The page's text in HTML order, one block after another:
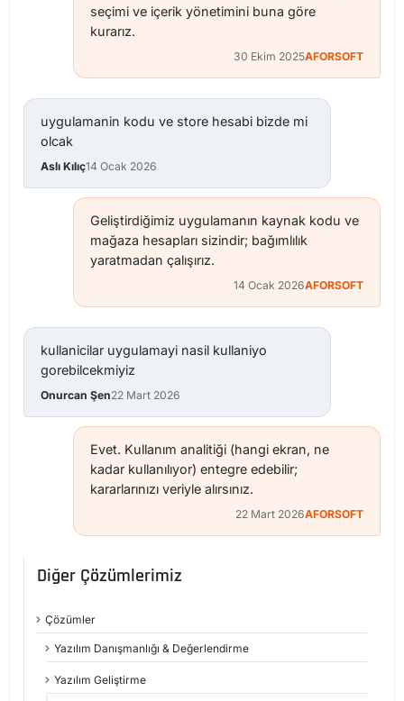
seçimi ve içerik yönetimini buna göre
kurarız.
30 Ekim 2025AFORSOFT
uygulamanin kodu ve store hesabi bizde mi
olcak
Aslı Kılıç14 Ocak 2026
Geliştirdiğimiz uygulamanın kaynak kodu ve
mağaza hesapları sizindir; bağımlılık
yaratmadan çalışırız.
14 Ocak 2026AFORSOFT
kullanicilar uygulamayi nasil kullaniyo
gorebilcekmiyiz
Onurcan Şen22 Mart 2026
Evet. Kullanım analitiği (hangi ekran, ne
kadar kullanılıyor) entegre edebilir;
kararlarınızı veriyle alırsınız.
22 Mart 2026AFORSOFT
Diğer Çözümlerimiz
Çözümler
Yazılım Danışmanlığı & Değerlendirme
Yazılım Geliştirme